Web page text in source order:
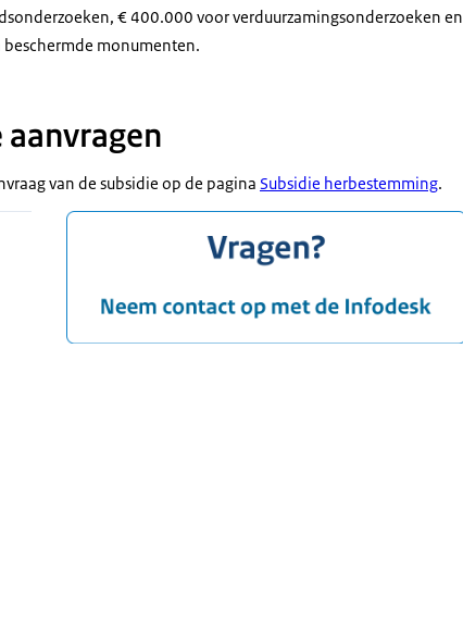
€ 400.000 voor verduurzamingsonderzoeken en
monumenten.
van de subsidie op de pagina Subsidie herbestemming.